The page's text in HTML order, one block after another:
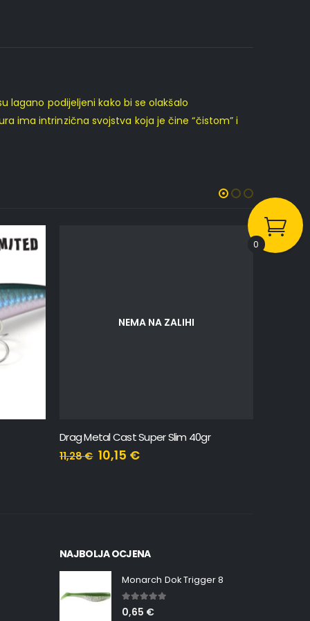
lagano podijeljeni kako bi se olakšalo
ima intrinzična svojstva koja je čine “čistom” i
NEMA NA ZALIHI
Drag Metal Cast Super Slim 40gr
11,28€ 10,15 €
NAJBOLJA OCJENA
Monarch Dok Trigger 8
5.00
0,65 €
0